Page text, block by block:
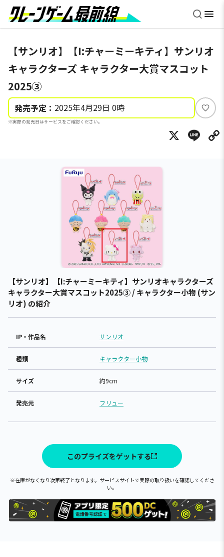
【サンリオ】【I:チャーミーキティ】サンリオ
キャラクターズ キャラクター大賞マスコット
2025③
発売予定： 2025年4月29日 0時
※実際の発売日はサービスをご確認ください。
い
ね
X
【サンリオ】【I:チャーミーキティ】サンリオキャラクターズ
キャラクター大賞マスコット2025③ / キャラクター小物 (サン
リオ) の紹介
IP・作品名 サンリオ
種類 キャラクター小物
サイズ 約9cm
発売元 フリュー
このプライズをゲットする
※在庫がなくなり次第終了となります。サービスサイトで実際の取り扱いを確認してくださ
い。